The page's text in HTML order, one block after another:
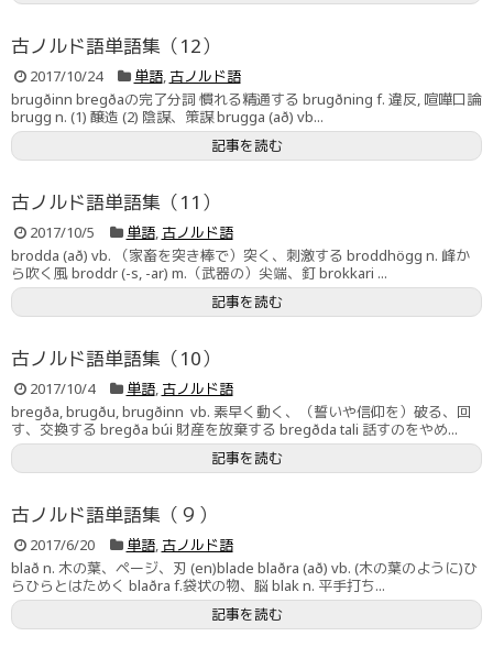
古ノルド語単語集（12）
2017/10/24 単語, 古ノルド語
brugðinn bregðaの完了分詞 慣れる精通する brugðning f. 違反, 喧嘩口論
brugg n. (1) 醸造 (2) 陰謀、策謀 brugga (að) vb...
記事を読む
古ノルド語単語集（11）
2017/10/5 単語, 古ノルド語
brodda (að) vb. （家畜を突き棒で）突く、刺激する broddhögg n. 峰か
ら吹く風 broddr (-s, -ar) m.（武器の）尖端、釘 brokkari ...
記事を読む
古ノルド語単語集（10）
2017/10/4 単語, 古ノルド語
bregða, brugðu, brugðinn vb. 素早く動く、（誓いや信仰を）破る、回
す、交換する bregða búi 財産を放棄する bregðda tali 話すのをやめ...
記事を読む
古ノルド語単語集（９）
2017/6/20 単語, 古ノルド語
blað n. 木の葉、ページ、刃 (en)blade blaðra (að) vb. (木の葉のように)ひ
らひらとはためく blaðra f.袋状の物、脳 blak n. 平手打ち...
記事を読む